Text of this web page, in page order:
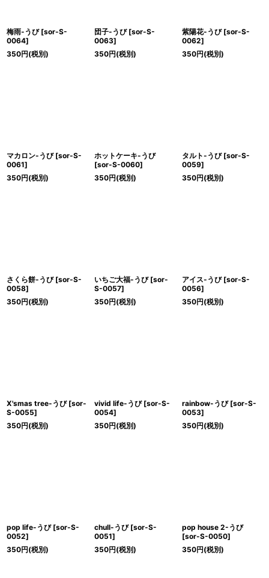
梅雨-うび [sor-S-
0064]
350円(税別)
団子-うび [sor-S-
0063]
350円(税別)
紫陽花-うび [sor-S-
0062]
350円(税別)
マカロン-うび [sor-S-
0061]
350円(税別)
ホットケーキ-うび
[sor-S-0060]
350円(税別)
タルト-うび [sor-S-
0059]
350円(税別)
さくら餅-うび [sor-S-
0058]
350円(税別)
いちご大福-うび [sor-
S-0057]
350円(税別)
アイス-うび [sor-S-
0056]
350円(税別)
X'smas tree-うび [sor-
S-0055]
350円(税別)
vivid life-うび [sor-S-
0054]
350円(税別)
rainbow-うび [sor-S-
0053]
350円(税別)
pop life-うび [sor-S-
0052]
350円(税別)
chull-うび [sor-S-
0051]
350円(税別)
pop house 2-うび
[sor-S-0050]
350円(税別)